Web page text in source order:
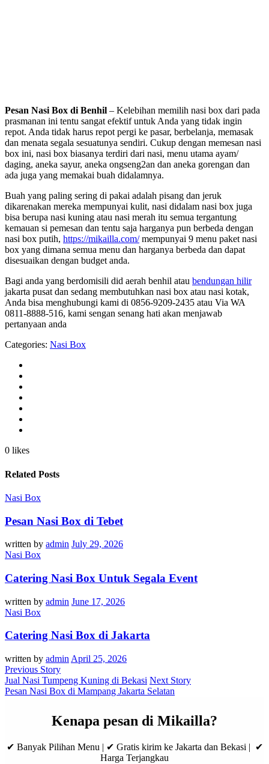
Pesan Nasi Box di Benhil – Kelebihan memilih nasi box dari pada
prasmanan ini tentu sangat efektif untuk Anda yang tidak ingin
repot. Anda tidak harus repot pergi ke pasar, berbelanja, memasak
dan menata segala sesuatunya sendiri. Cukup dengan memesan nasi
box ini, nasi box biasanya terdiri dari nasi, menu utama ayam/
daging, aneka sayur, aneka ongseng2an dan aneka gorengan dan
ada juga yang memakai buah didalamnya.
Buah yang paling sering di pakai adalah pisang dan jeruk
dikarenakan mereka mempunyai kulit, nasi didalam nasi box juga
bisa berupa nasi kuning atau nasi merah itu semua tergantung
kemauan si pemesan dan tentu saja harganya pun berbeda dengan
nasi box putih, https://mikailla.com/mempunyai 9 menu paket nasi
box yang dimana semua menu dan harganya berbeda dan dapat
disesuaikan dengan budget anda.
Bagi anda yang berdomisili did aerah benhil atau bendungan hilir
jakarta pusat dan sedang membutuhkan nasi box atau nasi kotak,
Anda bisa menghubungi kami di 0856-9209-2435 atau Via WA
0811-8888-516, kami sengan senang hati akan menjawab
pertanyaan anda
Categories: Nasi Box
0 likes
Related Posts
Nasi Box
Pesan Nasi Box di Tebet
written by admin July 29, 2026
Nasi Box
Catering Nasi Box Untuk Segala Event
written by admin June 17, 2026
Nasi Box
Catering Nasi Box di Jakarta
written by admin April 25, 2026
Previous Story
Jual Nasi Tumpeng Kuning di Bekasi Next Story
Pesan Nasi Box di Mampang Jakarta Selatan
Kenapa pesan di Mikailla?
✔ Banyak Pilihan Menu | ✔ Gratis kirim ke Jakarta dan Bekasi | ✔
Harga Terjangkau